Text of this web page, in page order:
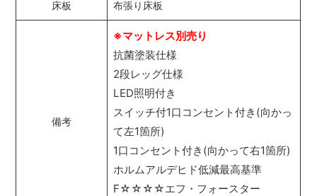
床板 布張り床板
備考
※マットレス別売り
抗菌塗装仕様
2段レッグ仕様
LED照明付き
スイッチ付1口コンセント付き(向かっ
て左1箇所)
1口コンセント付き(向かって右1箇所)
ホルムアルデヒド低減最高基準
F☆☆☆☆エフ・フォースター